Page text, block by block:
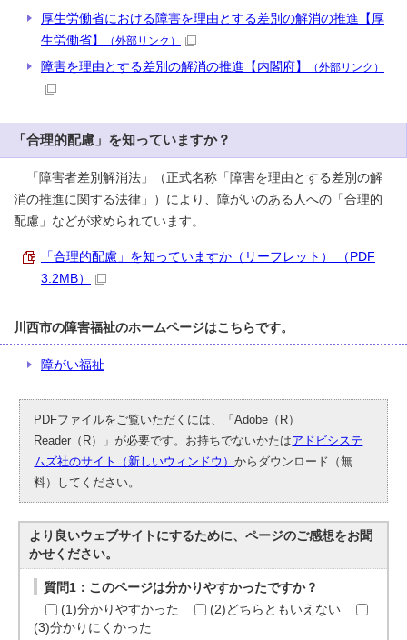
厚生労働省における障害を理由とする差別の解消の推進【厚
生労働省】
（外部リンク）
障害を理由とする差別の解消の推進【内閣府】 （外部リンク）
「合理的配慮」を知っていますか？
「障害者差別解消法」（正式名称「障害を理由とする差別の解
消の推進に関する法律」）により、障がいのある人への「合理的
配慮」などが求められています。
「合理的配慮」を知っていますか（リーフレット） （PDF
3.2MB）
川西市の障害福祉のホームページはこちらです。
障がい福祉
PDFファイルをご覧いただくには、「Adobe（R）
Reader（R）」が必要です。お持ちでないかたはアドビシステ
ムズ社のサイト（新しいウィンドウ）からダウンロード（無
料）してください。
より良いウェブサイトにするために、ページのご感想をお聞
かせください。
質問1：このページは分かりやすかったですか？
(1)分かりやすかった
(2)どちらともいえない
(3)分かりにくかった